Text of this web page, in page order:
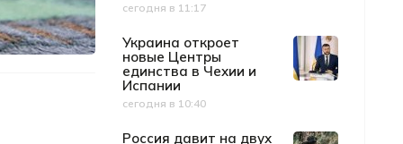
Дата публикации
сегодня в 11:17
Украина откроет
новые Центры
единства в Чехии и
Испании
Дата публикации
сегодня в 10:40
Россия давит на двух